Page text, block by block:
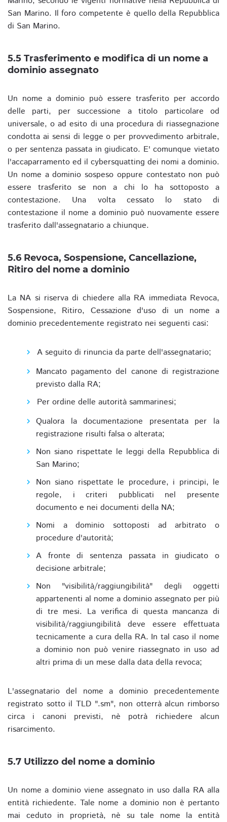
San Marino. Il foro competente è quello della Repubblica
di San Marino.
5.5 Trasferimento e modifica di un nome a
dominio assegnato
Un nome a dominio può essere trasferito per accordo
delle parti, per successione a titolo particolare od
universale, o ad esito di una procedura di riassegnazione
condotta ai sensi di legge o per provvedimento arbitrale,
o per sentenza passata in giudicato. E' comunque vietato
l'accaparramento ed il cybersquatting dei nomi a dominio.
Un nome a dominio sospeso oppure contestato non può
essere trasferito se non a chi lo ha sottoposto a
contestazione. Una volta cessato lo stato di
contestazione il nome a dominio può nuovamente essere
trasferito dall'assegnatario a chiunque.
5.6 Revoca, Sospensione, Cancellazione,
Ritiro del nome a dominio
La NA si riserva di chiedere alla RA immediata Revoca,
Sospensione, Ritiro, Cessazione d'uso di un nome a
dominio precedentemente registrato nei seguenti casi:
A seguito di rinuncia da parte dell'assegnatario;
Mancato pagamento del canone di registrazione
previsto dalla RA;
Per ordine delle autorità sammarinesi;
Qualora la documentazione presentata per la
registrazione risulti falsa o alterata;
Non siano rispettate le leggi della Repubblica di
San Marino;
Non siano rispettate le procedure, i principi, le
regole, i criteri pubblicati nel presente
documento e nei documenti della NA;
Nomi a dominio sottoposti ad arbitrato o
procedure d'autorità;
A fronte di sentenza passata in giudicato o
decisione arbitrale;
Non "visibilità/raggiungibilità" degli oggetti
appartenenti al nome a dominio assegnato per più
di tre mesi. La verifica di questa mancanza di
visibilità/raggiungibilità deve essere effettuata
tecnicamente a cura della RA. In tal caso il nome
a dominio non può venire riassegnato in uso ad
altri prima di un mese dalla data della revoca;
L'assegnatario del nome a dominio precedentemente
registrato sotto il TLD ".sm", non otterrà alcun rimborso
circa i canoni previsti, nè potrà richiedere alcun
risarcimento.
5.7 Utilizzo del nome a dominio
Un nome a dominio viene assegnato in uso dalla RA alla
entità richiedente. Tale nome a dominio non è pertanto
mai ceduto in proprietà, nè su tale nome la entità